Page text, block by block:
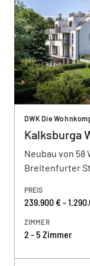
DWK Die
Kalksburga
Neubau von
Breitenfurter
PREIS
239.900 € -
ZIMMER
2 - 5 Zimmer